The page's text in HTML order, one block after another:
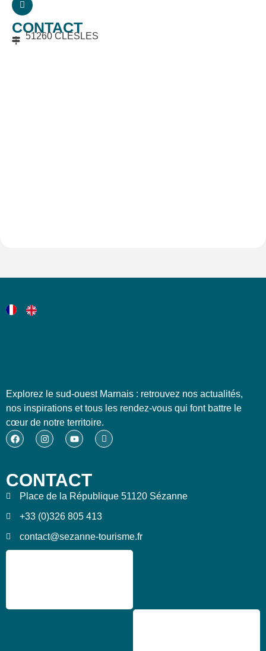
CONTACT
51260 CLESLES
Explorez le sud-ouest Marnais : retrouvez nos actualités,
nos inspirations et tous les rendez-vous qui font battre le
cœur de notre territoire.
CONTACT
Place de la République 51120 Sézanne
+33 (0)326 805 413
contact@sezanne-tourisme.fr